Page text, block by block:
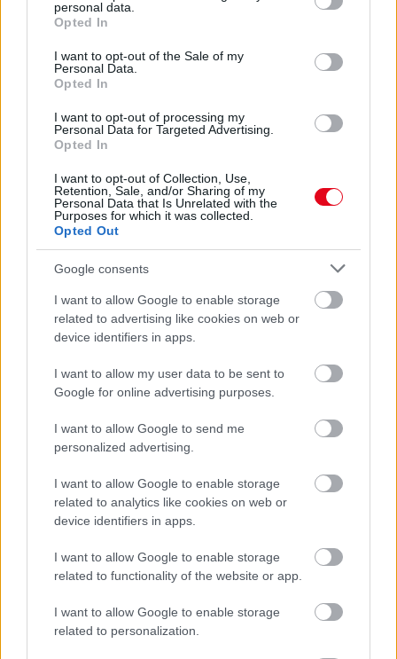
grant or deny consent to Google and its third-party tags to
use your data for below specified purposes in below Google
consent section.
personal data.
Opted In
I want to opt-out of the Sale of my
Personal Data.
Opted In
I want to opt-out of processing my
Personal Data for Targeted Advertising.
Opted In
I want to opt-out of Collection, Use,
Retention, Sale, and/or Sharing of my
Personal Data that Is Unrelated with the
Purposes for which it was collected.
Opted Out
Google consents
I want to allow Google to enable storage
related to advertising like cookies on web or
device identifiers in apps.
I want to allow my user data to be sent to
Google for online advertising purposes.
I want to allow Google to send me
personalized advertising.
I want to allow Google to enable storage
related to analytics like cookies on web or
device identifiers in apps.
I want to allow Google to enable storage
related to functionality of the website or app.
I want to allow Google to enable storage
related to personalization.
A MEGOLDÁS, MINT GONDOLNÁD
08. 04.
NEM ECETTEL ÉS NEM SZÓDABIKARBÓNÁVAL:
EZZEL LESZ ÚJRA CSILLOGÓ A VÍZKÖVES CSAP
08. 03.
HA MINDIG EZT A MONDATOT HASZNÁLOD, AZ
RENDKÍVÜL MAGAS ÉRZELMI INTELLIGENCIÁRA UTALHAT
Te szoktad?
08. 02.
SOKAN ROSSZUL TÁROLJÁK A GYÓGYSZEREIKET –
EMIATT CSÖKKENHET A HATÁSUK
Érdemes odafigyelni rá
08. 01.
EGYRE TÖBB FIATALNÁL JELENTKEZIK EZ A
Erre figyelj!
24 ÓRA TOVÁBBI HÍREI
24 óra